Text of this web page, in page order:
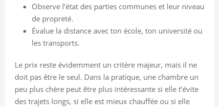
Observe l’état des parties communes et leur niveau
de propreté.
Évalue la distance avec ton école, ton université ou
les transports.
Le prix reste évidemment un critère majeur, mais il ne
doit pas être le seul. Dans la pratique, une chambre un
peu plus chère peut être plus intéressante si elle t’évite
des trajets longs, si elle est mieux chauffée ou si elle